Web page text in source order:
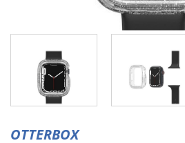
OTTERBOX